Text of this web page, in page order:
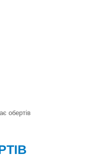
обертів